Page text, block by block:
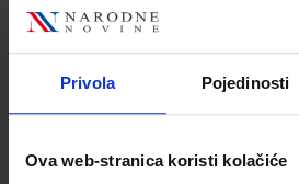
Privola Pojedinosti
Ova web-stranica koristi kolačiće
Jedinična mjera
Autor
/
Školski razred
Vrsta školske knjige
RB S